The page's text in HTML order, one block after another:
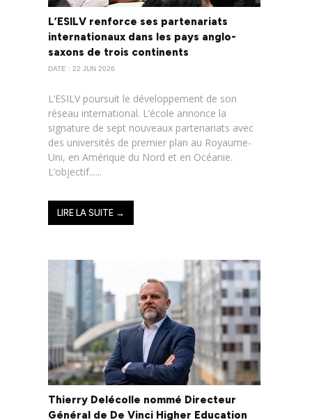
L’ESILV renforce ses partenariats
internationaux dans les pays anglo-
saxons de trois continents
DATE : 22 JUN 2026
L’ESILV poursuit le développement de son
réseau international. L’école annonce la
signature de sept nouveaux partenariats avec
des universités de premier plan au Royaume-
Uni, en Amérique du Nord et en Océanie.
L’objectif......
LIRE LA SUITE →
Thierry Delécolle nommé Directeur
Général de De Vinci Higher Education